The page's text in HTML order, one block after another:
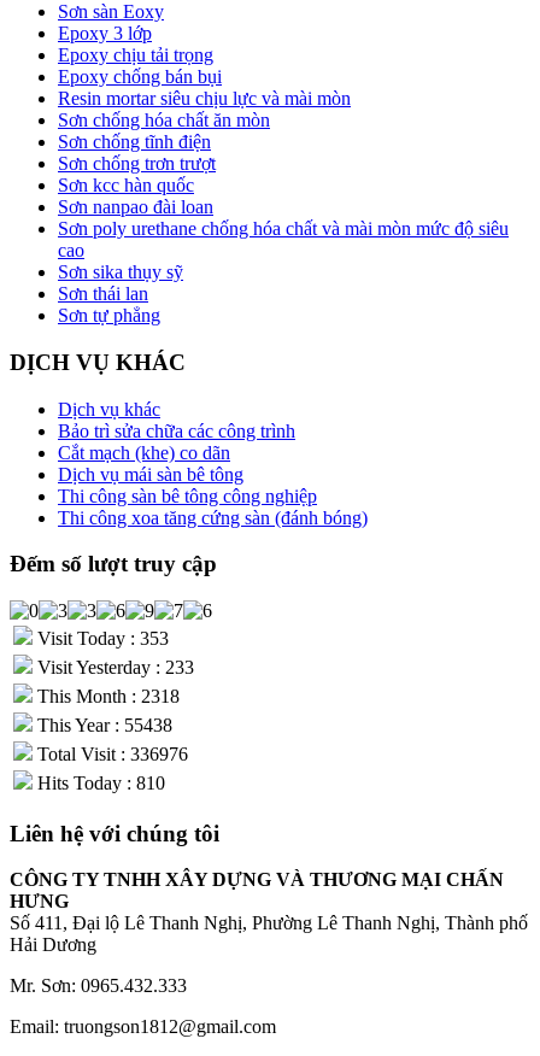
Sơn sàn Eoxy
Epoxy 3 lớp
Epoxy chịu tải trọng
Epoxy chống bán bụi
Resin mortar siêu chịu lực và mài mòn
Sơn chống hóa chất ăn mòn
Sơn chống tĩnh điện
Sơn chống trơn trượt
Sơn kcc hàn quốc
Sơn nanpao đài loan
Sơn poly urethane chống hóa chất và mài mòn mức độ siêu
cao
Sơn sika thụy sỹ
Sơn thái lan
Sơn tự phẳng
DỊCH VỤ KHÁC
Dịch vụ khác
Bảo trì sửa chữa các công trình
Cắt mạch (khe) co dãn
Dịch vụ mái sàn bê tông
Thi công sàn bê tông công nghiệp
Thi công xoa tăng cứng sàn (đánh bóng)
Đếm số lượt truy cập
Visit Today : 353
Visit Yesterday : 233
This Month : 2318
This Year : 55438
Total Visit : 336976
Hits Today : 810
Liên hệ với chúng tôi
CÔNG TY TNHH XÂY DỰNG VÀ THƯƠNG MẠI CHẤN
HƯNG
Số 411, Đại lộ Lê Thanh Nghị, Phường Lê Thanh Nghị, Thành phố
Hải Dương
Mr. Sơn: 0965.432.333
Email: truongson1812@gmail.com